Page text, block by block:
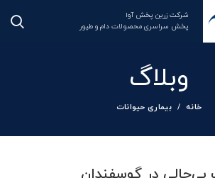
شرکت زرین پخش آوا
پخش سراسری محصولات دام و طیور
وبلاگ
خانه بیماری حیوانات